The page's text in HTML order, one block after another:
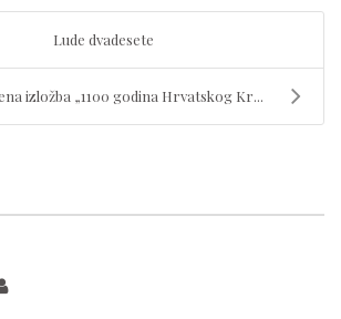
Lude dvadesete
izložba „1100 godina Hrvatskog Kr...